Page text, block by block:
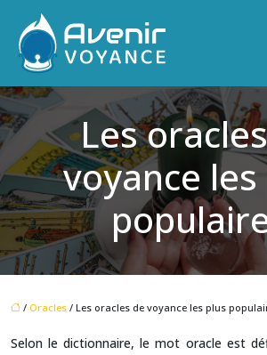
Les
voyance
/ Oracles / Les oracles de voyance les plus
Selon le dictionnaire, le mot oracle est